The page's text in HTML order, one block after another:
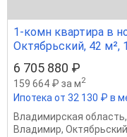
1-комн квартира в
Октябрьский, 42 м²,
6 705 880 ₽
159 664 ₽ за м2
Ипотека от 32 130 ₽ в
Владимирская область,
Владимир,